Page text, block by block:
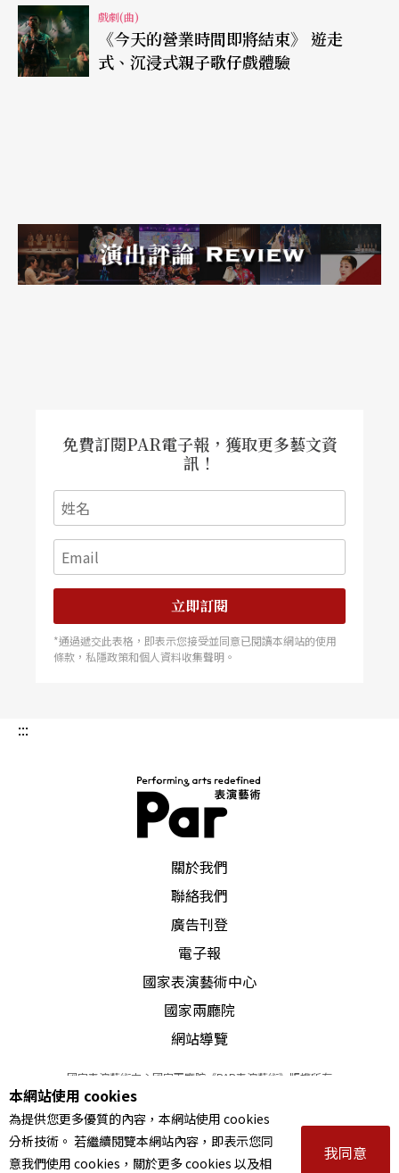
戲劇(曲)
《今天的營業時間即將結束》 遊走
式、沉浸式親子歌仔戲體驗
免費訂閱PAR電子報，獲取更多藝文資
訊！
立即訂閱
*通過遞交此表格，即表示您接受並同意已閱讀本網站的使用
條款，私隱政策和個人資料收集聲明。
:::
關於我們
聯絡我們
廣告刊登
電子報
國家表演藝術中心
國家兩廳院
網站導覽
國家表演藝術中心國家兩廳院《PAR表演藝術》版權所有
© 2022Performing arts redefined. All Rights Reserved
統一編號 Tax Id number 00973926
本站所提供相關演出資訊，如有異動應以主辦單位公告為準。
服務條款｜隱私權聲明｜著作權聲明
本網站使用 cookies
為提供您更多優質的內容，本網站使用 cookies
分析技術。 若繼續閱覽本網站內容，即表示您同
意我們使用 cookies，關於更多 cookies 以及相
我同意